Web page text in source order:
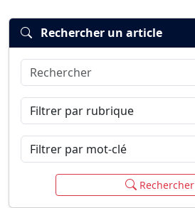
Connexion
Rechercher un article
Rechercher
Filtrer par rubrique
Filtrer par mot-clé
Rechercher